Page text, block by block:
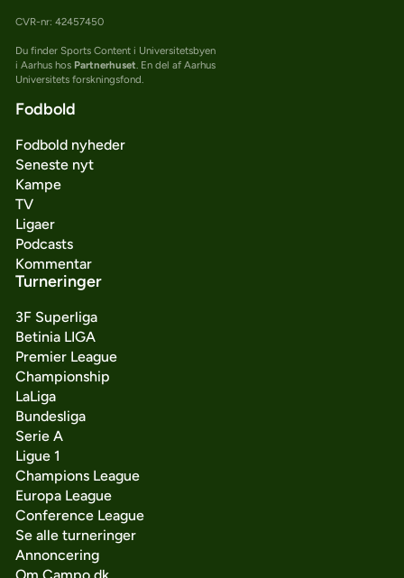
CVR-nr: 42457450
Du finder Sports Content i Universitetsbyen
i Aarhus hos Partnerhuset. En del af Aarhus
Universitets forskningsfond.
Fodbold
Fodbold nyheder
Seneste nyt
Kampe
TV
Ligaer
Podcasts
Kommentar
Turneringer
3F Superliga
Betinia LIGA
Premier League
Championship
LaLiga
Bundesliga
Serie A
Ligue 1
Champions League
Europa League
Conference League
Se alle turneringer
Annoncering